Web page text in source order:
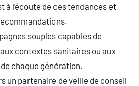
à l’écoute de ces tendances et
souples capables de
contextes sanitaires ou aux
chaque génération.
un partenaire de veille de conseil